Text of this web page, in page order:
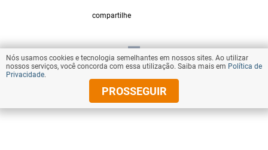
compartilhe
VOLTAR AO TOPO
© Copyright 2026 Diários Associados
Nós usamos cookies e tecnologia semelhantes em nossos sites. Ao utilizar
nossos serviços, você concorda com essa utilização. Saiba mais em Política de
Privacidade.
PROSSEGUIR